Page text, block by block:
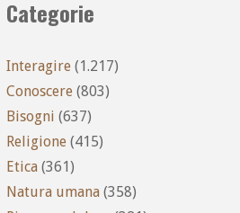
Categorie
Interagire (1.217)
Conoscere (803)
Bisogni (637)
Religione (415)
Etica (361)
Natura umana (358)